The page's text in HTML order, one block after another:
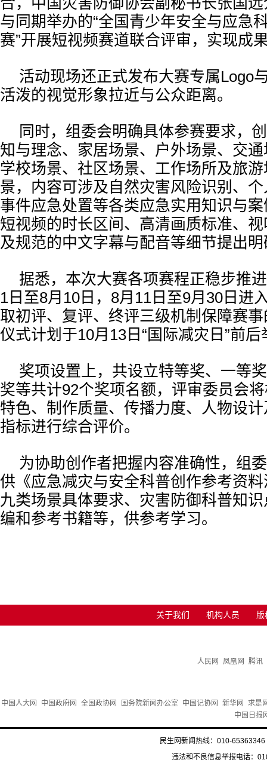
与同期举办的“全国青少年安全与应急
赛”开展短视频赛道联合评审，实现成
活动现场还正式发布大赛专属Logo
活泼的视觉形象拉近与公众距离。
同时，组委会明确具体参赛要求，
知与理念、家居场景、户外场景、交
学校场景、社区场景、工作场所及旅
景，内容可涉及自然灾害风险识别、
事件应急处置等各类应急实用知识与
短视频的时长区间、高清画质标准、
及规范的中文字幕与配音等细节提出
据悉，本次大赛各项赛程正稳步推
1日至8月10日，8月11日至9月30日进
取初评、复评、终评三级机制保障赛
仪式计划于10月13日“国际减灾日”前后
奖项设置上，共设立特等奖、一等
奖等共计92个奖项名额，评审委员会
特色、制作质量、传播力度、人物设
指标进行综合评价。
为协助创作者把握内容准确性，组
供《应急减灾与安全科普创作参考资
九类场景具体要求、灾害防御科普知
编和参考书籍等，供参考学习。
关于我们 机构人员 版
人民网 凤凰网 腾讯
中国人大网 中国政府网 全国政协网 国务院新闻办公室 中国记协网 新华网
求是
中国日报
民生网新闻热线：010-
违法和不良信息举报电话：